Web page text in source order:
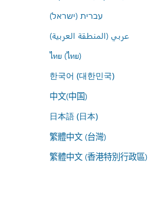
עברית (ישראל)
عربي (المنطقة العربية)
ไทย (ไทย)
한국어 (대한민국)
中文(中国)
日本語 (日本)
繁體中文 (台灣)
繁體中文 (香港特別行政區)